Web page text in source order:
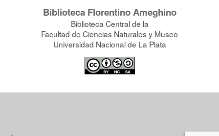
Biblioteca Florentino Ameghino
Biblioteca Central de la
Facultad de Ciencias Naturales y Museo
Universidad Nacional de La Plata